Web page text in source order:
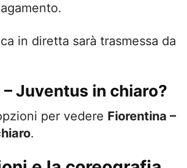
in diretta sarà trasmessa da
Juventus in chiaro?
per vedere Fiorentina –
.